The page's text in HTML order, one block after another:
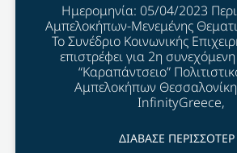
Ημερομηνία: 05/04/2023
Αμπελοκήπων-Μενεμένης
Το Συνέδριο Κοινωνικής
επιστρέφει για 2η
“Καραπάντσειο”
Αμπελοκήπων
InfinityGreece,
ΔΙΑΒΑΣΕ ΠΕΡΙΣΣΟΤΕΡ